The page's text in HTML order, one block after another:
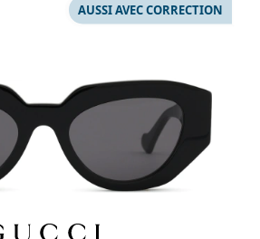
AUSSI AVEC CORRECTION